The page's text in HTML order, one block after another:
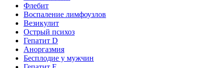
Флебит
Воспаление лимфоузлов
Везикулит
Острый психоз
Гепатит D
Аноргазмия
Бесплодие у мужчин